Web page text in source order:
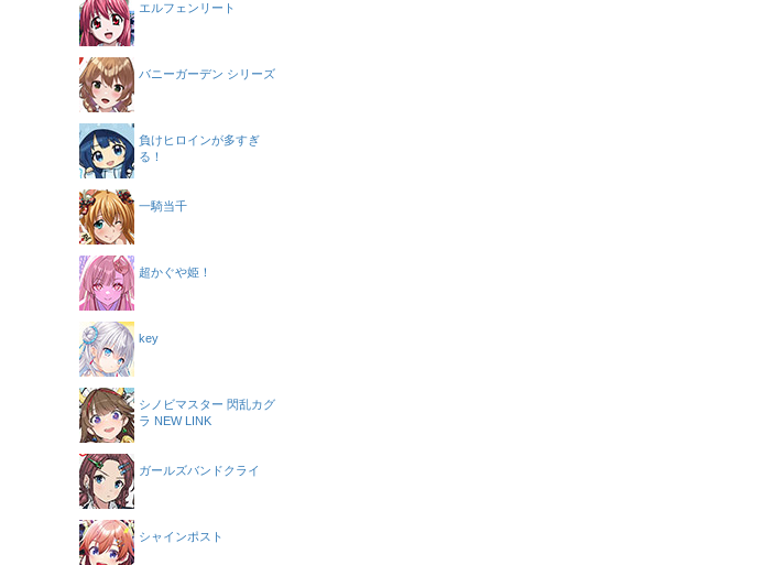
エルフェンリート
バニーガーデン シリーズ
負けヒロインが多すぎ
る！
一騎当千
超かぐや姫！
key
シノビマスター 閃乱カグ
ラ NEW LINK
ガールズバンドクライ
シャインポスト